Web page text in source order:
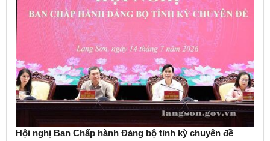
Hội nghị Ban Chấp hành Đảng bộ tỉnh kỳ chuyên đề